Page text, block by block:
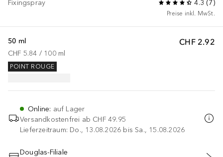
Fixingspray 4.3 (7)
Preise inkl. MwSt.
CHF 2.92
50 ml
CHF 5.84 / 100 ml
POINT ROUGE
Online: auf Lager
Versandkostenfrei ab CHF 49.95
Lieferzeitraum: Do., 13.08.2026 bis Sa., 15.08.2026
Douglas-Filiale